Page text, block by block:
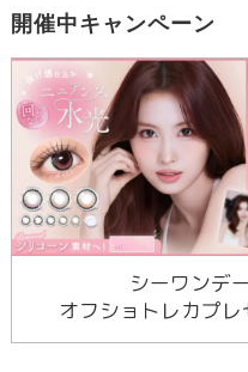
開催中キャンペーン
シーワンデー
オフショトレカプレ